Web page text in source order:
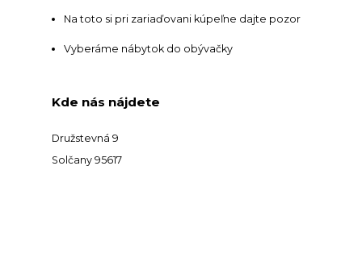
Na toto si pri zariaďovani kúpeľne dajte pozor
Vyberáme nábytok do obývačky
Kde nás nájdete
Družstevná 9
Solčany 95617